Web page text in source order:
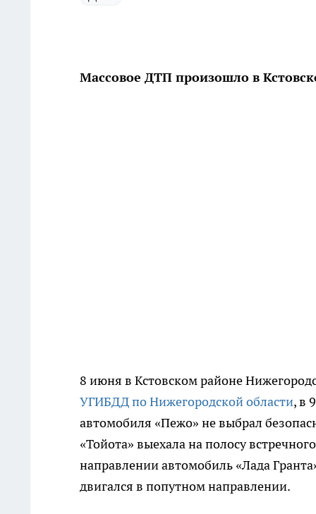
Массовое ДТП произошло в
8 июня в Кстовском районе
УГИБДД по Нижегородской области, в
автомобиля «Пежо» не выбрал
«Тойота» выехала на полосу
направлении автомобиль «Лада
двигался в попутном направлении.